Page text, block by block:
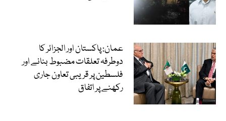
عمان: پاکستان اور الجزائر کا
دوطرفہ تعلقات مضبوط بنانے اور
فلسطین پر قریبی تعاون جاری
رکھنے پر اتفاق